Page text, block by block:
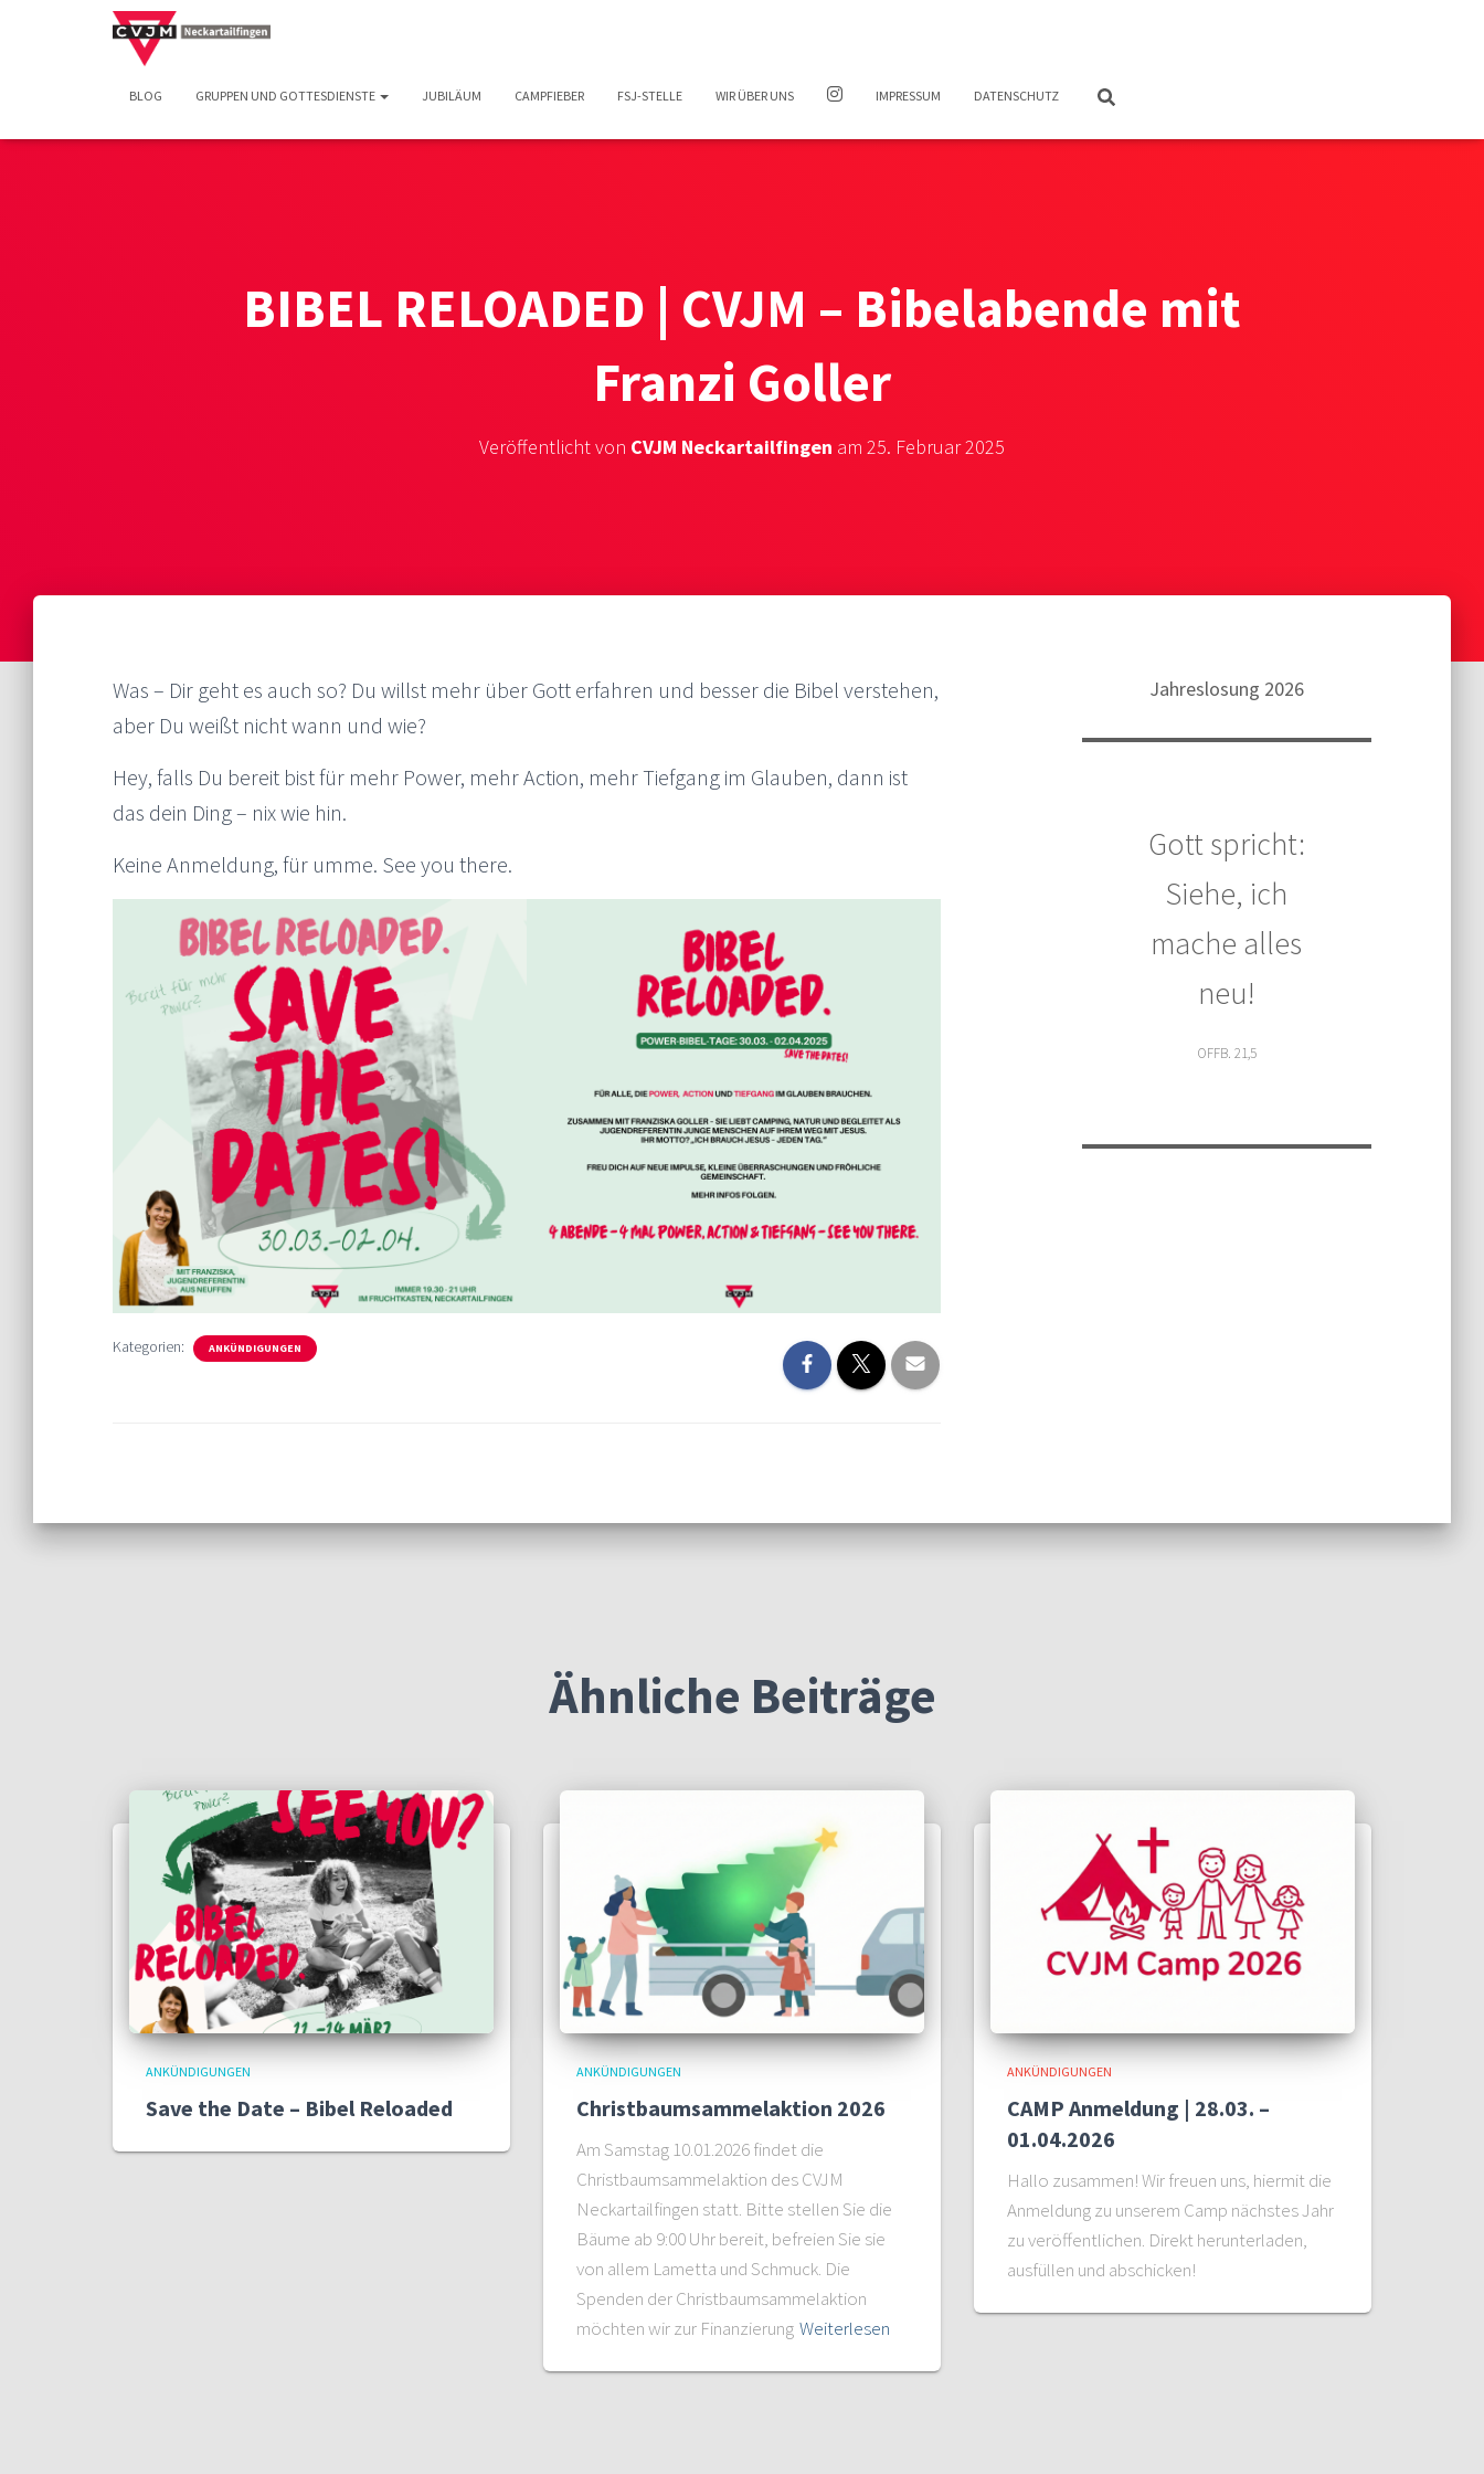
BLOG GRUPPEN UND GOTTESDIENSTE JUBILÄUM CAMPFIEBER FSJ-STELLE WIR ÜBER UNS IMPRESSUM DATENSCHUTZ
BIBEL RELOADED | CVJM – Bibelabende mit
Franzi Goller
Veröffentlicht von CVJM Neckartailfingen am 25. Februar 2025
Was – Dir geht es auch so? Du willst mehr über Gott erfahren und besser die Bibel verstehen,
aber Du weißt nicht wann und wie?
Hey, falls Du bereit bist für mehr Power, mehr Action, mehr Tiefgang im Glauben, dann ist
das dein Ding – nix wie hin.
Keine Anmeldung, für umme. See you there.
Kategorien: ANKÜNDIGUNGEN
Jahreslosung 2026
Gott spricht:
Siehe, ich
mache alles
neu!
OFFB. 21,5
Ähnliche Beiträge
ANKÜNDIGUNGEN
Save the Date – Bibel Reloaded
ANKÜNDIGUNGEN
Christbaumsammelaktion 2026
Am Samstag 10.01.2026 findet die
Christbaumsammelaktion des CVJM
Neckartailfingen statt. Bitte stellen Sie die
Bäume ab 9:00 Uhr bereit, befreien Sie sie
von allem Lametta und Schmuck. Die
Spenden der Christbaumsammelaktion
möchten wir zur Finanzierung Weiterlesen
ANKÜNDIGUNGEN
CAMP Anmeldung | 28.03. –
01.04.2026
Hallo zusammen! Wir freuen uns, hiermit die
Anmeldung zu unserem Camp nächstes Jahr
zu veröffentlichen. Direkt herunterladen,
ausfüllen und abschicken!